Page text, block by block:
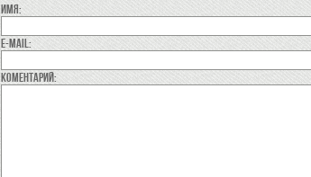
Имя:
E-MAIL:
коментарий: